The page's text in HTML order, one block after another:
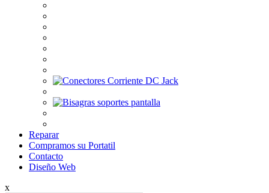
Reparar
Compramos su Portatil
Contacto
Diseño Web
x